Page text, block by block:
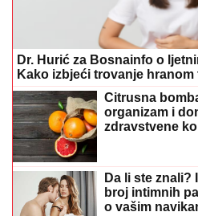
Dr. Hurić za Bosnainfo o
Kako izbjeći trovanje
Citrusna
organizam i
zdravstvene
Da li ste znali?
broj intimnih
o vašim